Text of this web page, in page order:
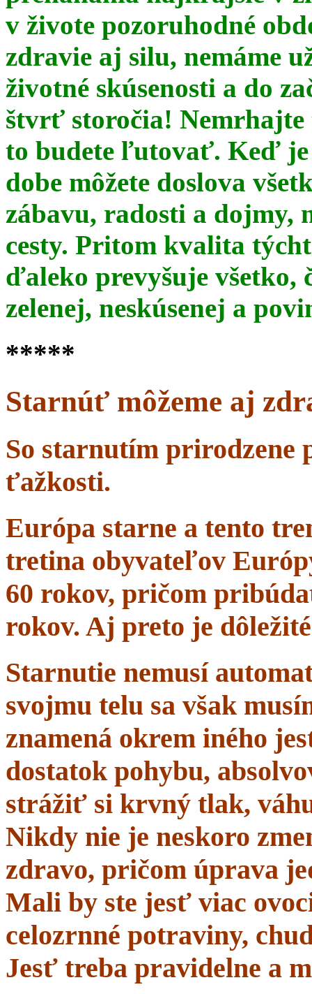
v živote pozoruhodné
zdravie aj silu, nemáme
životné skúsenosti a do
štvrť storočia!
to budete ľutovať. Keď je
dobe môžete doslova
zábavu, radosti a dojmy,
cesty. Pritom kvalita
ďaleko prevyšuje všetko,
zelenej, neskúsenej a
*****
Starnúť môžeme aj
So starnutím prirodzene
ťažkosti.
Európa starne a tento
tretina obyvateľov
60 rokov, pričom
rokov. Aj preto je
Starnutie nemusí
svojmu telu sa však
znamená okrem iného
dostatok pohybu,
strážiť si krvný tlak,
Nikdy nie je neskoro
zdravo, pričom úprava
Mali by ste jesť viac
celozrnné potraviny,
Jesť treba pravidelne a